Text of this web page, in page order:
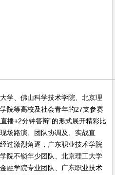
学、佛山科学技术学院、北京理
院等高校及社会青年的27支参赛
播+2分钟答辩”的形式展开精彩比
场路演、团队协调及、实战直
过激烈角逐，广东职业技术学院
院不锁年少团队、北京理工大学
融学院专业团队、广东职业技术